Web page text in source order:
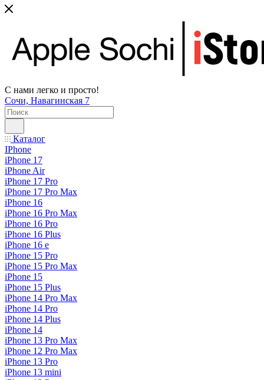
С нами легко и просто!
Сочи, Навагинская 7
Каталог
IPhone
iPhone 17
iPhone Air
iPhone 17 Pro
iPhone 17 Pro Max
iPhone 16
iPhone 16 Pro Max
iPhone 16 Pro
iPhone 16 Plus
iPhone 16 e
iPhone 15 Pro
iPhone 15 Pro Max
iPhone 15
iPhone 15 Plus
iPhone 14 Pro Max
iPhone 14 Pro
iPhone 14 Plus
iPhone 14
iPhone 13 Pro Max
iPhone 12 Pro Max
iPhone 13 Pro
iPhone 13 mini